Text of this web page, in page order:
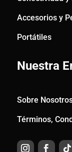
Accesorios y
Portátiles
Nuestra
Sobre
Términos,